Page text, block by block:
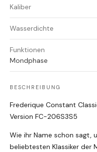
Kaliber
Wasserdichte
Funktionen
Mondphase
BESCHREIBUNG
Frederique Constant
Version FC-206S3S5
Wie ihr Name schon sagt,
beliebtesten Klassiker der